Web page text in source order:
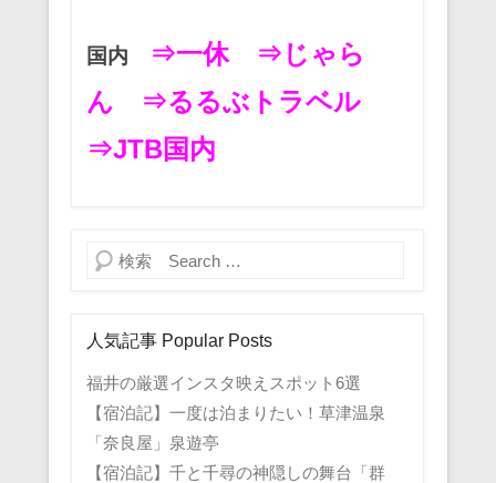
国内 ⇒一休
⇒じゃら
ん
⇒るるぶトラベル
⇒JTB国内
検索
人気記事 Popular Posts
福井の厳選インスタ映えスポット6選
【宿泊記】一度は泊まりたい！草津温泉
「奈良屋」泉遊亭
【宿泊記】千と千尋の神隠しの舞台「群